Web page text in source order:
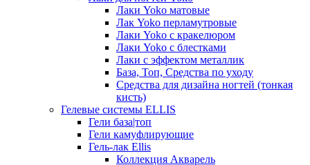
Лаки Yoko матовые
Лак Yoko перламутровые
Лаки Yoko с кракелюром
Лаки Yoko с блестками
Лаки с эффектом металлик
База, Топ, Средства по уходу
Средства для дизайна ногтей (тонкая
кисть)
Гелевые системы ELLIS
Гели база|топ
Гели камуфлирующие
Гель-лак Ellis
Коллекция Акварель